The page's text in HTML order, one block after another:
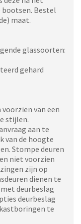
Bestel
maat.
glassoorten:
gehard
van een
stijlen.
aan te
van de hoogte
Stompe deuren
niet voorzien
zijn op
dienen te
deurbeslag
deurbeslag
te